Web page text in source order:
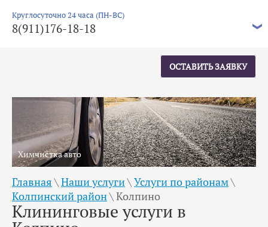
Круглосуточно 24 часа (ПН-ВС)
8(911)176-18-18
ОСТАВИТЬ ЗАЯВКУ
Химчистка авто
Главная\Наши услуги\Услуги по районам\
Колпинский район\Колпино
Клининговые услуги в